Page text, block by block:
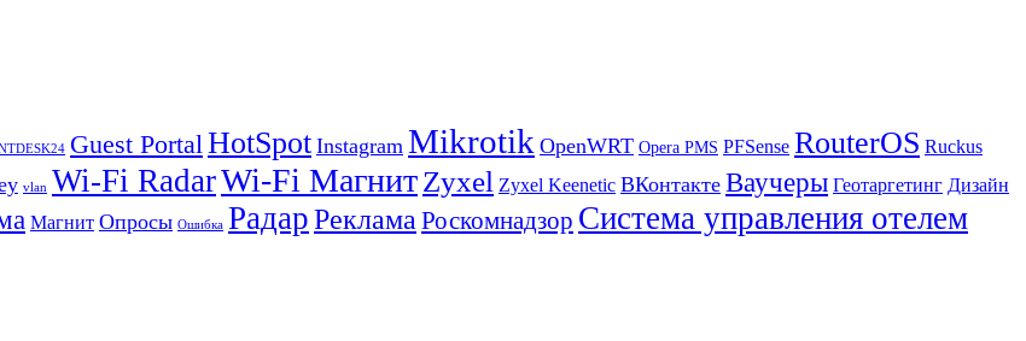
Guest Portal HotSpot Instagram Mikrotik OpenWRT Opera PMS PFSense RouterOS Ruckus
vlan Wi-Fi RadarWi-Fi МагнитZyxel Zyxel Keenetic ВКонтакте Ваучеры Геотаргетинг Дизайн
Магнит Опросы Ошибка РадарРеклама Роскомнадзор Система управления отелем